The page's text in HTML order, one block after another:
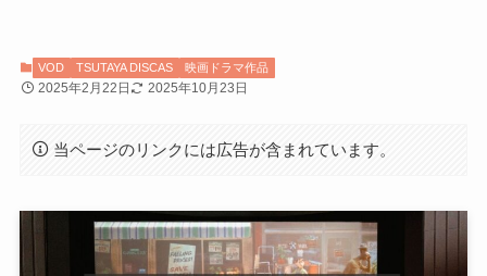
VOD TSUTAYA DISCAS 映画ドラマ作品
2025年2月22日 2025年10月23日
当ページのリンクには広告が含まれています。